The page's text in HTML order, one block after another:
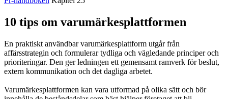
10 tips om varumärkesplattformen
En praktiskt användbar varumärkesplattform utgår från
affärsstrategin och formulerar tydliga och vägledande principer och
prioriteringar. Den ger ledningen ett gemensamt ramverk för beslut,
extern kommunikation och det dagliga arbetet.
Varumärkesplattformen kan vara utformad på olika sätt och bör